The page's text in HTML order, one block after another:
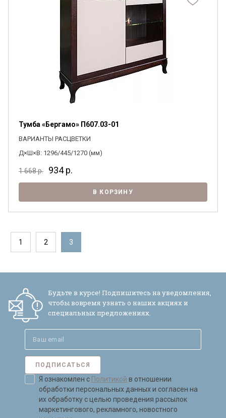
Тумба «Бергамо» П607.03-01
ВАРИАНТЫ РАСЦВЕТКИ
Д×Ш×В: 1296/445/1270 (мм)
1 668р. 934р.
В КОРЗИНУ
1 2 3
Будьте в курсе! Подпишитесь на уведомления,
чтобы вовремя узнать о наших акциях и
специальных предложениях.
ПОДПИСАТЬСЯ
Я ознакомлен с Политикой в отношении
обработки персональных данных и согласен на
их обработку с целью проведения рассылок
маркетингового, рекламного, новостного